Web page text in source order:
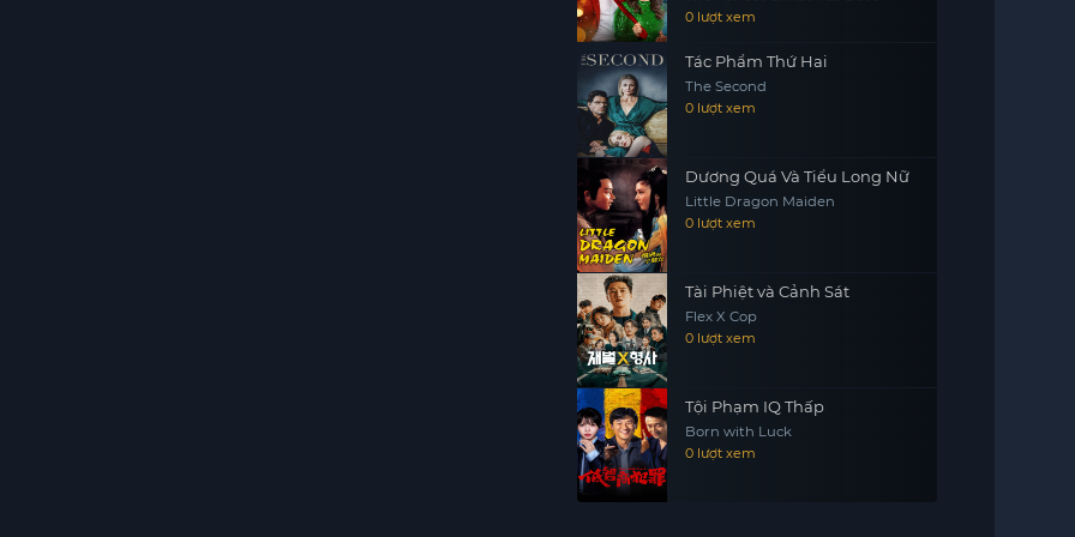
0 lượt xem
Tác Phẩm Thứ Hai
The Second
0 lượt xem
Dương Quá Và Tiểu Long Nữ
Little Dragon Maiden
0 lượt xem
Tài Phiệt và Cảnh Sát
Flex X Cop
0 lượt xem
Tội Phạm IQ Thấp
Born with Luck
0 lượt xem